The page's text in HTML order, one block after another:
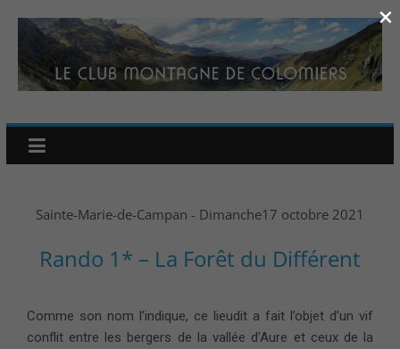
Sainte-Marie-de-Campan - Dimanche17 octobre 2021
Rando 1* – La Forêt du Différent
Comme son nom l’indique, ce lieudit a fait l’objet d’un vif
conflit entre les bergers de la vallée d’Aure et ceux de la
×